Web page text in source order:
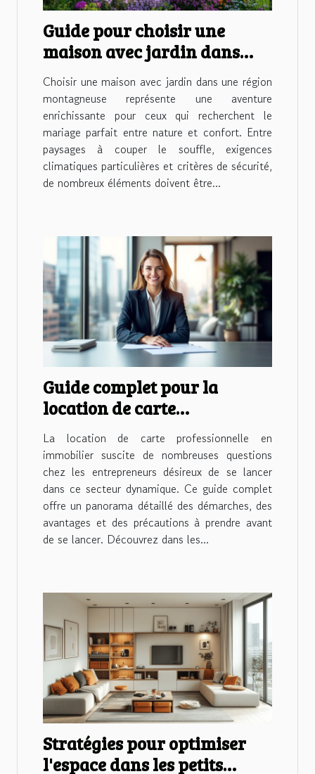
Guide pour choisir une
maison avec jardin dans
une région montagneuse
Choisir une maison avec jardin dans une région
montagneuse représente une aventure
enrichissante pour ceux qui recherchent le
mariage parfait entre nature et confort. Entre
paysages à couper le souffle, exigences
climatiques particulières et critères de sécurité,
de nombreux éléments doivent être...
Guide complet pour la
location de carte
professionnelle en
immobilier
La location de carte professionnelle en
immobilier suscite de nombreuses questions
chez les entrepreneurs désireux de se lancer
dans ce secteur dynamique. Ce guide complet
offre un panorama détaillé des démarches, des
avantages et des précautions à prendre avant
de se lancer. Découvrez dans les...
Stratégies pour optimiser
l'espace dans les petits